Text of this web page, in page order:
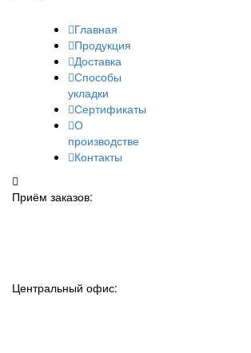
Главная
Продукция
Доставка
Способы
укладки
Сертификаты
О
производстве
Контакты
Приём заказов:
Центральный офис: